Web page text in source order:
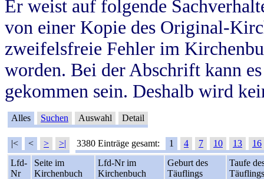
Er weist auf folgende
von einer Kopie des Original-
zweifelsfreie Fehler im
worden. Bei der Abschrift kann
gekommen sein. Deshalb wird
Alles Suchen Auswahl Detail
|< < > >| 3380 Einträge gesamt: 1 4 7 10 13
16
Lfd-
Nr
Seite im
Kirchenbuch
Lfd-Nr im
Kirchenbuch
Geburt des
Täuflings
Taufe
Täuflings